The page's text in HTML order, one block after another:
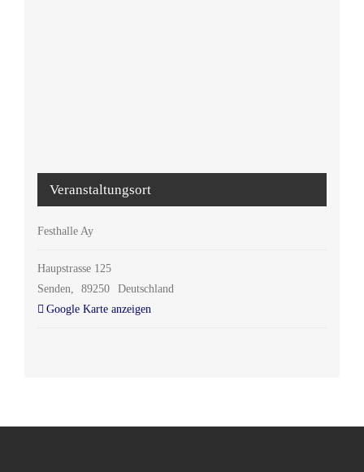
Veranstaltungsort
Festhalle Ay
Haupstrasse 125
Senden, 89250
Deutschland
Google Karte anzeigen